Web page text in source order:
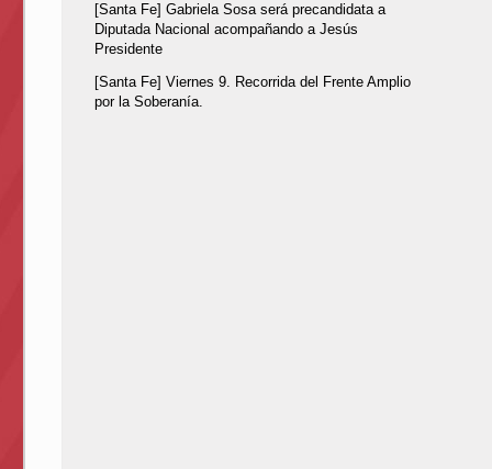
[Santa Fe] Gabriela Sosa será precandidata a
Diputada Nacional acompañando a Jesús
Presidente
[Santa Fe] Viernes 9. Recorrida del Frente Amplio
por la Soberanía.